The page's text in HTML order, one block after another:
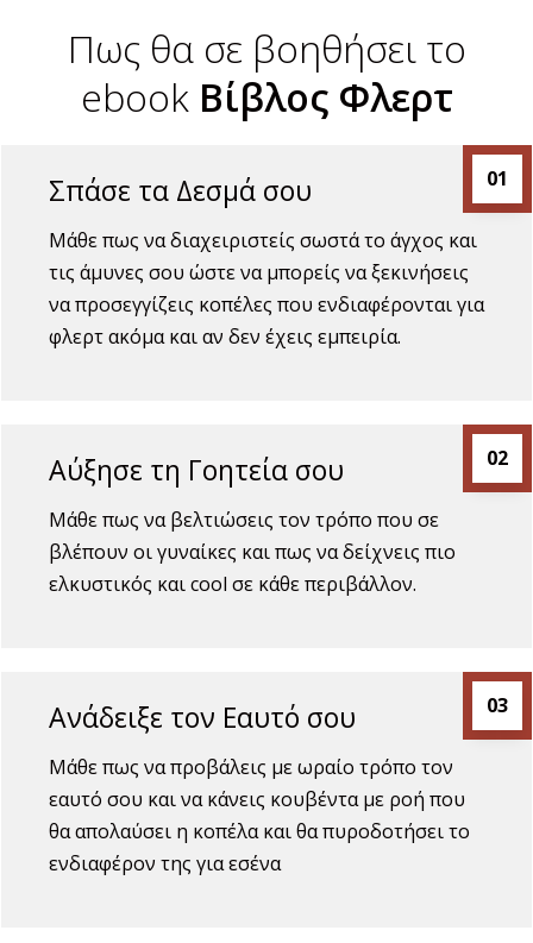
Πως θα σε βοηθήσει το
ebook Βίβλος Φλερτ
Σπάσε τα Δεσμά σου 01
Μάθε πως να διαχειριστείς σωστά το άγχος και
τις άμυνες σου ώστε να μπορείς να ξεκινήσεις
να προσεγγίζεις κοπέλες που ενδιαφέρονται για
φλερτ ακόμα και αν δεν έχεις εμπειρία.
Αύξησε τη Γοητεία σου 02
Μάθε πως να βελτιώσεις τον τρόπο που σε
βλέπουν οι γυναίκες και πως να δείχνεις πιο
ελκυστικός και cool σε κάθε περιβάλλον.
Ανάδειξε τον Εαυτό σου 03
Μάθε πως να προβάλεις με ωραίο τρόπο τον
εαυτό σου και να κάνεις κουβέντα με ροή που
θα απολαύσει η κοπέλα και θα πυροδοτήσει το
ενδιαφέρον της για εσένα